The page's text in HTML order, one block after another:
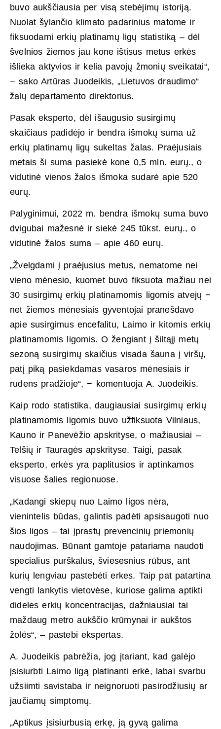
buvo aukščiausia per visą stebėjimų istoriją.
Nuolat šylančio klimato padarinius matome ir
fiksuodami erkių platinamų ligų statistiką – dėl
švelnios žiemos jau kone ištisus metus erkės
išlieka aktyvios ir kelia pavojų žmonių sveikatai“,
− sako Artūras Juodeikis, „Lietuvos draudimo“
žalų departamento direktorius.
Pasak eksperto, dėl išaugusio susirgimų
skaičiaus padidėjo ir bendra išmokų suma už
erkių platinamų ligų sukeltas žalas. Praėjusiais
metais ši suma pasiekė kone 0,5 mln. eurų., o
vidutinė vienos žalos išmoka sudarė apie 520
eurų.
Palyginimui, 2022 m. bendra išmokų suma buvo
dvigubai mažesnė ir siekė 245 tūkst. eurų., o
vidutinė žalos suma – apie 460 eurų.
„Žvelgdami į praėjusius metus, nematome nei
vieno mėnesio, kuomet buvo fiksuota mažiau nei
30 susirgimų erkių platinamomis ligomis atvejų −
net žiemos mėnesiais gyventojai pranešdavo
apie susirgimus encefalitu, Laimo ir kitomis erkių
platinamomis ligomis. O žengiant į šiltąjį metų
sezoną susirgimų skaičius visada šauna į viršų,
patį piką pasiekdamas vasaros mėnesiais ir
rudens pradžioje“, − komentuoja A. Juodeikis.
Kaip rodo statistika, daugiausiai susirgimų erkių
platinamomis ligomis buvo užfiksuota Vilniaus,
Kauno ir Panevėžio apskrityse, o mažiausiai –
Telšių ir Tauragės apskrityse. Taigi, pasak
eksperto, erkės yra paplitusios ir aptinkamos
visuose šalies regionuose.
„Kadangi skiepų nuo Laimo ligos nėra,
vienintelis būdas, galintis padėti apsisaugoti nuo
šios ligos – tai įprastų prevencinių priemonių
naudojimas. Būnant gamtoje patariama naudoti
specialius purškalus, šviesesnius rūbus, ant
kurių lengviau pastebėti erkes. Taip pat patartina
vengti lankytis vietovėse, kuriose galima aptikti
dideles erkių koncentracijas, dažniausiai tai
maždaug metro aukščio krūmynai ir aukštos
žolės“, – pastebi ekspertas.
A. Juodeikis pabrėžia, jog įtariant, kad galėjo
įsisiurbti Laimo ligą platinanti erkė, labai svarbu
užsiimti savistaba ir neignoruoti pasirodžiusių ar
jaučiamų simptomų.
„Aptikus įsisiurbusią erkę, ją gyvą galima